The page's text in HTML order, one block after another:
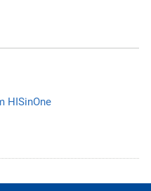
HISinOne